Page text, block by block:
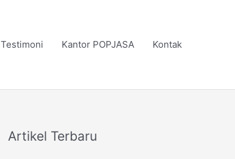
Testimoni Kantor POPJASA Kontak
Artikel Terbaru